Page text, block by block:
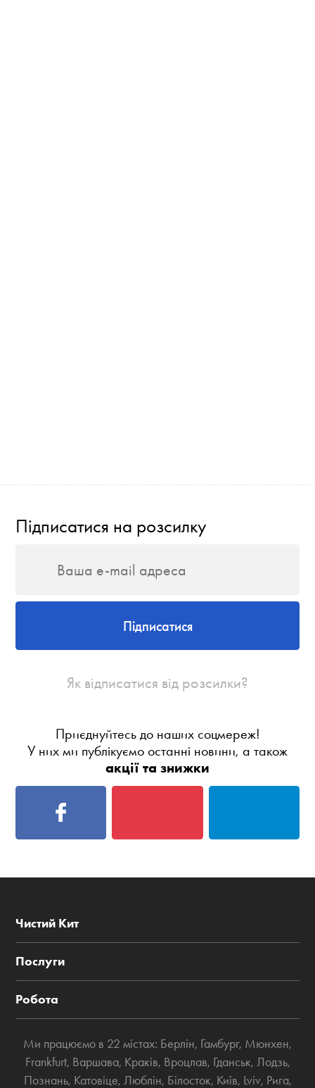
Підписатися на розсилку
Підписатися
Як відписатися від розсилки?
Приєднуйтесь до наших соцмереж!
У них ми публікуємо останні новини, а також
акції та знижки
Чистий Кит
Послуги
Робота
Ми працюємо в 22 містах: Берлін, Гамбург, Мюнхен,
Frankfurt, Варшава, Краків, Вроцлав, Гданськ, Лодзь,
Познань, Катовіце, Люблін, Білосток, Київ, Lviv, Рига,